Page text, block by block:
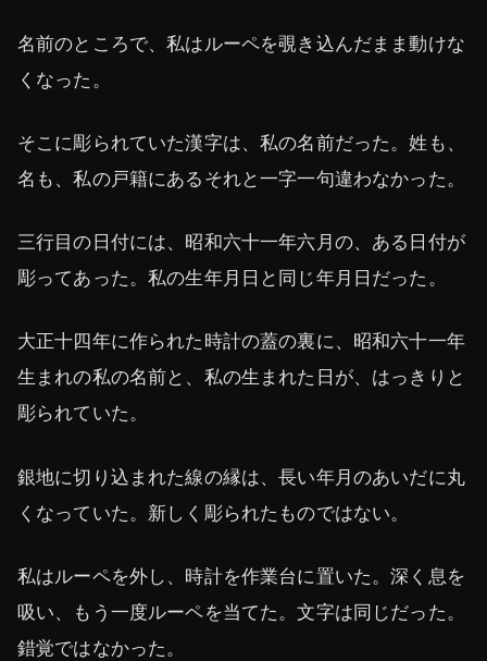
名前のところで、私はルーペを覗き込んだまま動けな
くなった。
そこに彫られていた漢字は、私の名前だった。姓も、
名も、私の戸籍にあるそれと一字一句違わなかった。
三行目の日付には、昭和六十一年六月の、ある日付が
彫ってあった。私の生年月日と同じ年月日だった。
大正十四年に作られた時計の蓋の裏に、昭和六十一年
生まれの私の名前と、私の生まれた日が、はっきりと
彫られていた。
銀地に切り込まれた線の縁は、長い年月のあいだに丸
くなっていた。新しく彫られたものではない。
私はルーペを外し、時計を作業台に置いた。深く息を
吸い、もう一度ルーペを当てた。文字は同じだった。
錯覚ではなかった。